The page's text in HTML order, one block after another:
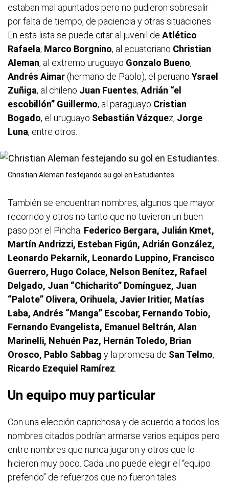
estaban mal apuntados pero no pudieron sobresalir
por falta de tiempo, de paciencia y otras situaciones.
En esta lista se puede citar al juvenil de Atlético
Rafaela, Marco Borgnino, al ecuatoriano Christian
Aleman, al extremo uruguayo Gonzalo Bueno,
Andrés Aimar (hermano de Pablo), el peruano Ysrael
Zuñiga, al chileno Juan Fuentes, Adrián “el
escobillón” Guillermo, al paraguayo Cristian
Bogado, el uruguayo Sebastián Vázquez, Jorge
Luna, entre otros.
Christian Aleman festejando su gol en Estudiantes.
También se encuentran nombres, algunos que mayor
recorrido y otros no tanto que no tuvieron un buen
paso por el Pincha: Federico Bergara, Julián Kmet,
Martín Andrizzi, Esteban Figún, Adrián González,
Leonardo Pekarnik, Leonardo Luppino, Francisco
Guerrero, Hugo Colace, Nelson Benítez, Rafael
Delgado, Juan “Chicharito” Domínguez, Juan
“Palote” Olivera, Orihuela, Javier Iritier, Matías
Laba, Andrés “Manga” Escobar, Fernando Tobio,
Fernando Evangelista, Emanuel Beltrán, Alan
Marinelli, Nehuén Paz, Hernán Toledo, Brian
Orosco, Pablo Sabbag y la promesa de San Telmo,
Ricardo Ezequiel Ramírez
Un equipo muy particular
Con una elección caprichosa y de acuerdo a todos los
nombres citados podrían armarse varios equipos pero
entre nombres que nunca jugaron y otros que lo
hicieron muy poco. Cada uno puede elegir el “equipo
preferido” de refuerzos que no fueron tales.